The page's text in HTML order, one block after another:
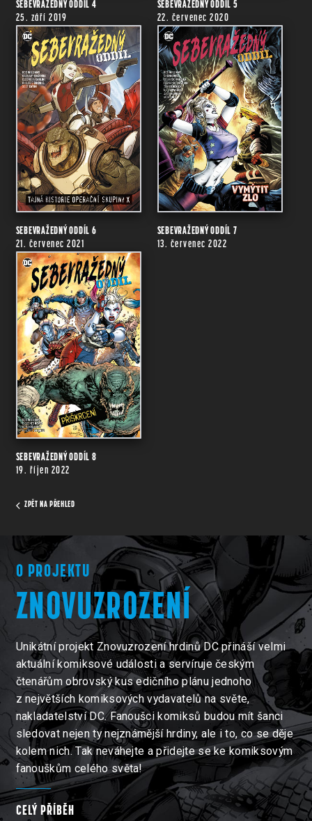
SEBEVRAŽEDNÝ ODDÍL 4
25. září 2019
SEBEVRAŽEDNÝ ODDÍL 5
22. červenec 2020
SEBEVRAŽEDNÝ ODDÍL 6
21. červenec 2021
SEBEVRAŽEDNÝ ODDÍL 7
13. červenec 2022
SEBEVRAŽEDNÝ ODDÍL 8
19. říjen 2022
ZPĚT NA PŘEHLED
O PROJEKTU
ZNOVUZROZENÍ
Unikátní projekt Znovuzrození hrdinů DC přináší velmi
aktuální komiksové události a servíruje českým
čtenářům obrovský kus edičního plánu jednoho
z největších komiksových vydavatelů na světe,
nakladatelství DC. Fanoušci komiksů budou mít šanci
sledovat nejen ty nejznámější hrdiny, ale i to, co se děje
kolem nich. Tak neváhejte a přidejte se ke komiksovým
fanouškům celého světa!
CELÝ PŘÍBĚH